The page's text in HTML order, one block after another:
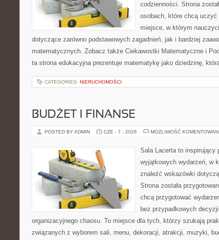
codzienności. Strona
osobach, które chcą
miejsce, w którym
dotyczące zarówno podstawowych zagadnień, jak i bardziej
matematycznych. Zobacz także Ciekawostki Matematyczne i
ta strona edukacyjna prezentuje matematykę jako dziedzinę,
CATEGORIES: NIERUCHOMOŚCI
BUDŻET I FINANSE
POSTED BY ADMIN CZE - 7 - 2026 MOŻLIWOŚĆ
Sala Lacerta to inspirujący
wyjątkowych wydarzeń, w
znaleźć wskazówki
Strona została
chcą przygotować
bez przypadkowych
organizacyjnego chaosu. To miejsce dla tych, którzy szukają
związanych z wyborem sali, menu, dekoracji, atrakcji, muzyki,